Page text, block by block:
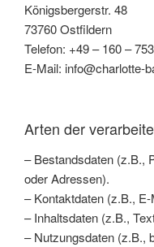
Königsbergerstr. 48
73760 Ostfildern
Telefon: +49 – 160 –
E-Mail: info@charlotte-
Arten der
– Bestandsdaten (z.B.,
oder Adressen).
– Kontaktdaten (z.B.,
– Inhaltsdaten (z.B.,
– Nutzungsdaten (z.B.,